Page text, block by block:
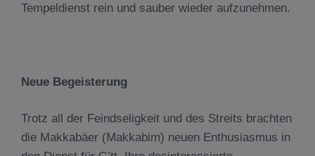
Tempeldienst rein und sauber wieder aufzunehmen.
Neue Begeisterung
Trotz all der Feindseligkeit und des Streits brachten
die Makkabäer (Makkabim) neuen Enthusiasmus in